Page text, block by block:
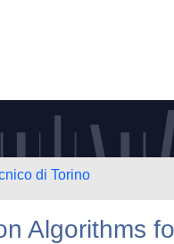
di Torino
Algorithms